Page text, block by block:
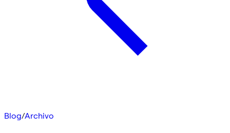
Blog/Archivo